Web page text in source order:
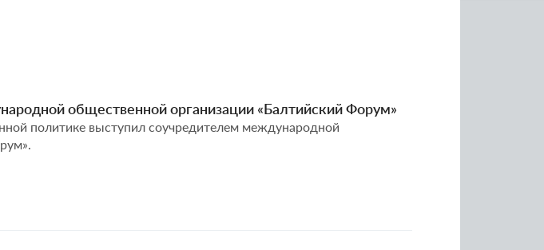
общественной организации «Балтийский Форум»
политике выступил соучредителем международной